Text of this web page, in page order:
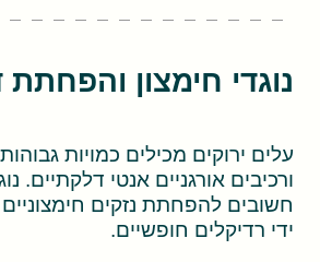
נוגדי חימצון
עלים ירוקים מכילים כמויות
ורכיבים אורגניים אנטי דלקתיים.
חשובים להפחתת נזקים
ידי רדיקלים חופשיים.